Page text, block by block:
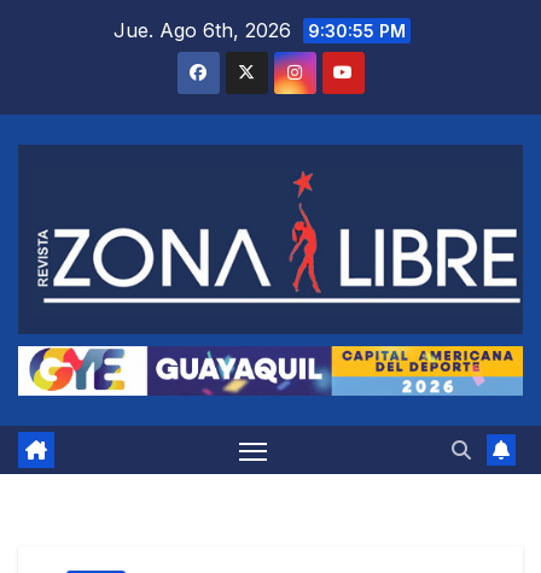
Jue. Ago 6th, 2026 9:30:56 PM